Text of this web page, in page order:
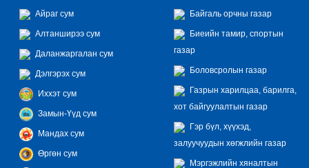
Айраг сум
Алтанширээ сум
Даланжаргалан сум
Дэлгэрэх сум
Иххэт сум
Замын-Үүд сум
Мандах сум
Өргөн сум
Байгаль орчны газар
Биеийн тамир, спортын
газар
Боловсролын газар
Газрын харилцаа, барилга,
хот байгуулалтын газар
Гэр бүл, хүүхэд,
залуучуудын хөгжлийн газар
Мэргэжлийн хяналтын